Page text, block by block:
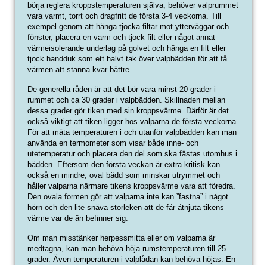
börja reglera kroppstemperaturen själva, behöver valprummet
vara varmt, torrt och dragfritt de första 3-4 veckorna. Till
exempel genom att hänga tjocka filtar mot ytterväggar och
fönster, placera en varm och tjock filt eller något annat
värmeisolerande underlag på golvet och hänga en filt eller
tjock handduk som ett halvt tak över valpbädden för att få
värmen att stanna kvar bättre.
De generella råden är att det bör vara minst 20 grader i
rummet och ca 30 grader i valpbädden. Skillnaden mellan
dessa grader gör tiken med sin kroppsvärme. Därför är det
också viktigt att tiken ligger hos valparna de första veckorna.
För att mäta temperaturen i och utanför valpbädden kan man
använda en termometer som visar både inne- och
utetemperatur och placera den del som ska fästas utomhus i
bädden. Eftersom den första veckan är extra kritisk kan
också en mindre, oval bädd som minskar utrymmet och
håller valparna närmare tikens kroppsvärme vara att föredra.
Den ovala formen gör att valparna inte kan ”fastna” i något
hörn och den lite snäva storleken att de får åtnjuta tikens
värme var de än befinner sig.
Om man misstänker herpessmitta eller om valparna är
medtagna, kan man behöva höja rumstemperaturen till 25
grader. Även temperaturen i valplådan kan behöva höjas. En